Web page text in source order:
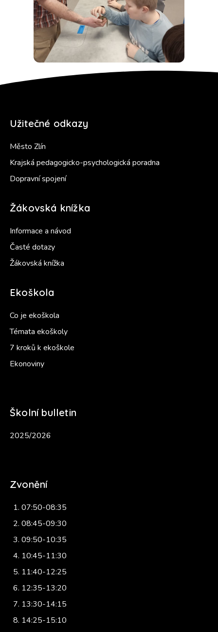
Užitečné odkazy
Město Zlín
Krajská pedagogicko-psychologická poradna
Dopravní spojení
Žákovská knížka
Informace a návod
Časté dotazy
Žákovská knížka
Ekoškola
Co je ekoškola
Témata ekoškoly
7 kroků k ekoškole
Ekonoviny
Školní bulletin
2025/2026
Zvonění
07:50-08:35
08:45-09:30
09:50-10:35
10:45-11:30
11:40-12:25
12:35-13:20
13:30-14:15
14:25-15:10